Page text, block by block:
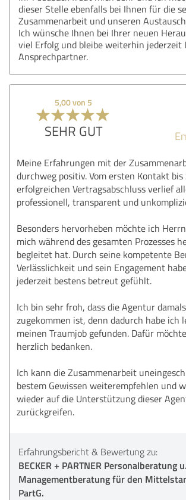
dieser Stelle ebenfalls bei Ihnen für die
Zusammenarbeit und unseren
Ich wünsche Ihnen bei Ihrer neuen
viel Erfolg und bleibe weiterhin jederzeit
Ansprechpartner.
5,00 von 5
SEHR GUT
Meine Erfahrungen mit der
durchweg positiv. Vom ersten Kontakt bis
erfolgreichen Vertragsabschluss verlief
professionell, transparent und
Besonders hervorheben möchte ich
mich während des gesamten Prozesses
begleitet hat. Durch seine kompetente
Verlässlichkeit und sein Engagement
jederzeit bestens betreut gefühlt.
Ich bin sehr froh, dass die Agentur
zugekommen ist, denn dadurch habe ich
meinen Traumjob gefunden. Dafür
herzlich bedanken.
Ich kann die Zusammenarbeit
bestem Gewissen weiterempfehlen und
wieder auf die Unterstützung dieser
zurückgreifen.
Erfahrungsbericht & Bewertung zu:
BECKER + PARTNER Personalberatung u.
Managementberatung für den
PartG.